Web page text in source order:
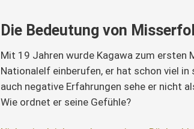
Die Bedeutung von
Mit 19 Jahren wurde Kagawa zum ersten
Nationalelf einberufen, er hat schon viel in
auch negative Erfahrungen sehe er nicht
Wie ordnet er seine Gefühle?